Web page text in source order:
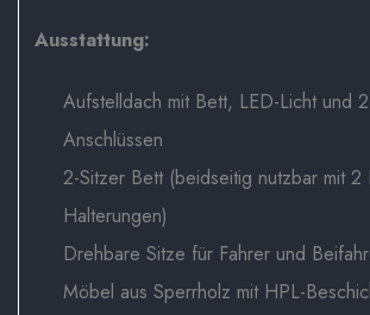
Ausstattung:
Aufstelldach mit Bett, LED-Licht und
Anschlüssen
2-Sitzer Bett (beidseitig nutzbar mit 2
Halterungen)
Drehbare Sitze für Fahrer und
Möbel aus Sperrholz mit HPL-